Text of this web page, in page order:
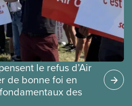
le refus d’Air
de bonne foi en
des